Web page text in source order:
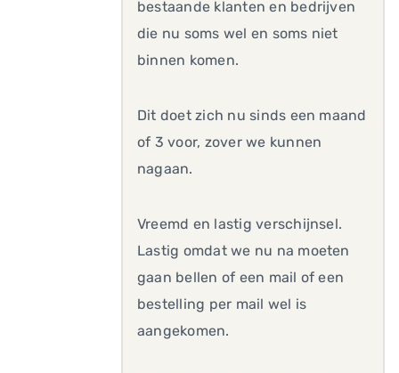
bestaande klanten en bedrijven
die nu soms wel en soms niet
binnen komen.
Dit doet zich nu sinds een maand
of 3 voor, zover we kunnen
nagaan.
Vreemd en lastig verschijnsel.
Lastig omdat we nu na moeten
gaan bellen of een mail of een
bestelling per mail wel is
aangekomen.